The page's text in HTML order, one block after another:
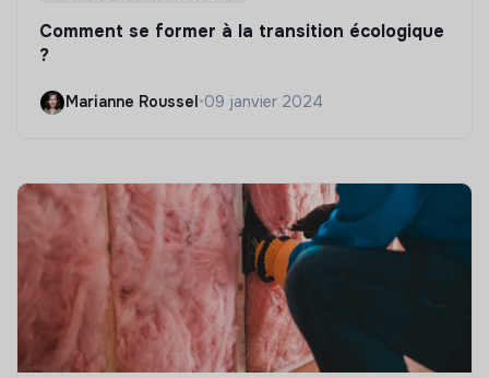
Comment se former à la transition écologique
?
Marianne Roussel•09 janvier 2024